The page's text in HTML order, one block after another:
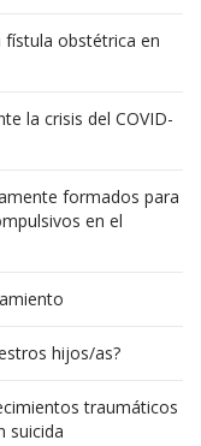
fístula obstétrica en
la crisis del COVID-
formados para
en el
hijos/as?
traumáticos
suicida